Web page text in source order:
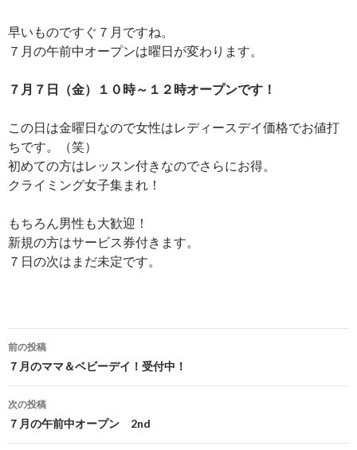
プ
早いものですぐ７月ですね。
７月の午前中オープンは曜日が変わります。
７月７日（金）１０時～１２時オープンです！
この日は金曜日なので女性はレディースデイ価格でお値打
ちです。（笑）
初めての方はレッスン付きなのでさらにお得。
クライミング女子集まれ！
もちろん男性も大歓迎！
新規の方はサービス券付きます。
７日の次はまだ未定です。
投
稿
ナ
ビ
前の投稿
７月のママ＆ベビーデイ！受付中！
次の投稿
７月の午前中オープン 2nd